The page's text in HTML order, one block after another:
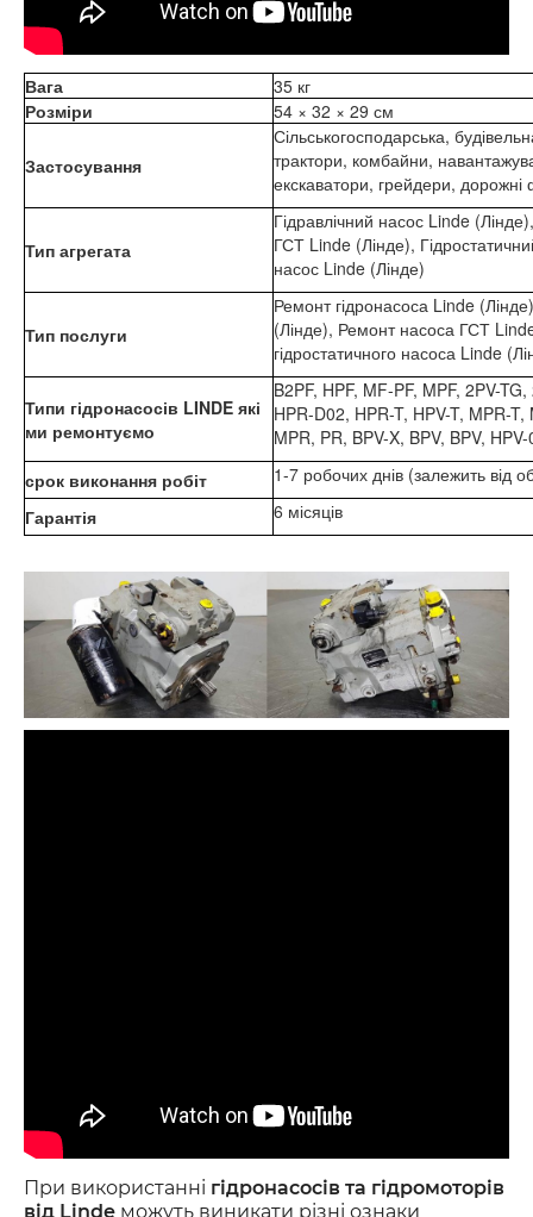
Вага
35 кг
Розміри
54 × 32 × 29 см
Застосування
Сільськогосподарська,
трактори, комбайни,
екскаватори, грейдери, дорожні
Тип агрегата
Гідравлічний насос Linde
ГСТ Linde (Лінде),
насос Linde (Лінде)
Тип послуги
Ремонт гідронасоса Linde
(Лінде), Ремонт насоса ГСТ
гідростатичного насоса Linde
Типи гідронасосів LINDE які
ми ремонтуємо
B2PF, HPF, MF-PF, MPF, 2PV-
HPR-D02, HPR-T, HPV-T, MPR-
MPR, PR, BPV-X, BPV, BPV,
срок виконання робіт
1-7 робочих днів (залежить від
Гарантія
6 місяців
При використанні гідронасосів та гідромоторів
від Linde можуть виникати різні ознаки